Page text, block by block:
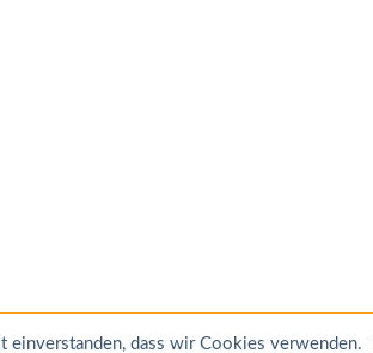
einverstanden, dass wir Cookies verwenden.